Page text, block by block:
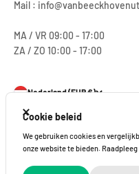
Mail :
MA / VR 09:00 - 17:00
ZA / ZO 10:00 - 17:00
Nederland (EUR €)
© 2026, Van Beeckhoven Utrecht.
Sluiten
Cookie beleid
We gebruiken cookies en
onze website te bieden.